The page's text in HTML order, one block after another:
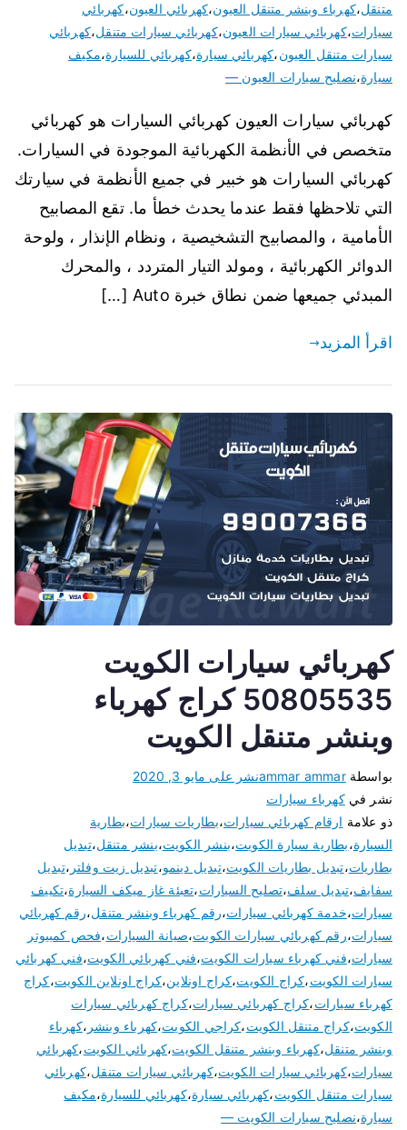
متنقل،كهرباء وبنشر متنقل العيون،كهربائي العيون،كهربائي
سيارات،كهربائي سيارات العيون،كهربائي سيارات متنقل،كهربائي
سيارات متنقل العيون،كهربائي سيارة،كهربائي للسيارة،مكيف
سيارة،نصليح سيارات العيون —
كهربائي سيارات العيون كهربائي السيارات هو كهربائي
متخصص في الأنظمة الكهربائية الموجودة في السيارات.
كهربائي السيارات هو خبير في جميع الأنظمة في سيارتك
التي تلاحظها فقط عندما يحدث خطأ ما. تقع المصابيح
الأمامية ، والمصابيح التشخيصية ، ونظام الإنذار ، ولوحة
الدوائر الكهربائية ، ومولد التيار المتردد ، والمحرك
المبدئي جميعها ضمن نطاق خبرة Auto […]
اقرأ المزيد
كهربائي سيارات الكويت
50805535 كراج كهرباء
وبنشر متنقل الكويت
بواسطةammar ammarنشر على مايو 3, 2020
نشر فيكهرباء سيارات
ذو علامة ارقام كهربائي سيارات،بطاريات سيارات،بطارية
السيارة،بطارية سيارة الكويت،بنشر الكويت،بنشر متنقل،تبديل
بطاريات،تبديل بطاريات الكويت،تبديل دينمو،تبديل زيت وفلتر ،تبديل
سفايف،تبديل سلف،تصليح السيارات،تعبئة غاز ميكف السيارة،تكييف
سيارات،خدمة كهربائي سيارات،رقم كهرباء وبنشر متنقل،رقم كهربائي
سيارات،رقم كهربائي سيارات الكويت،صيانة السيارات،فحص كمبيوتر
سيارات،فني كهرباء سيارات الكويت،فني كهربائي الكويت،فني كهربائي
سيارات الكويت،كراج الكويت،كراج اونلاين،كراج اونلاين الكويت،كراج
كهرباء سيارات،كراج كهربائي سيارات،كراج كهربائي سيارات
الكويت،كراج متنقل الكويت،كراجي الكويت،كهرباء وبنشر ،كهرباء
وبنشر متنقل،كهرباء وبنشر متنقل الكويت،كهربائي الكويت،كهربائي
سيارات،كهربائي سيارات الكويت،كهربائي سيارات متنقل،كهربائي
سيارات متنقل الكويت،كهربائي سيارة،كهربائي للسيارة،مكيف
سيارة،نصليح سيارات الكويت —